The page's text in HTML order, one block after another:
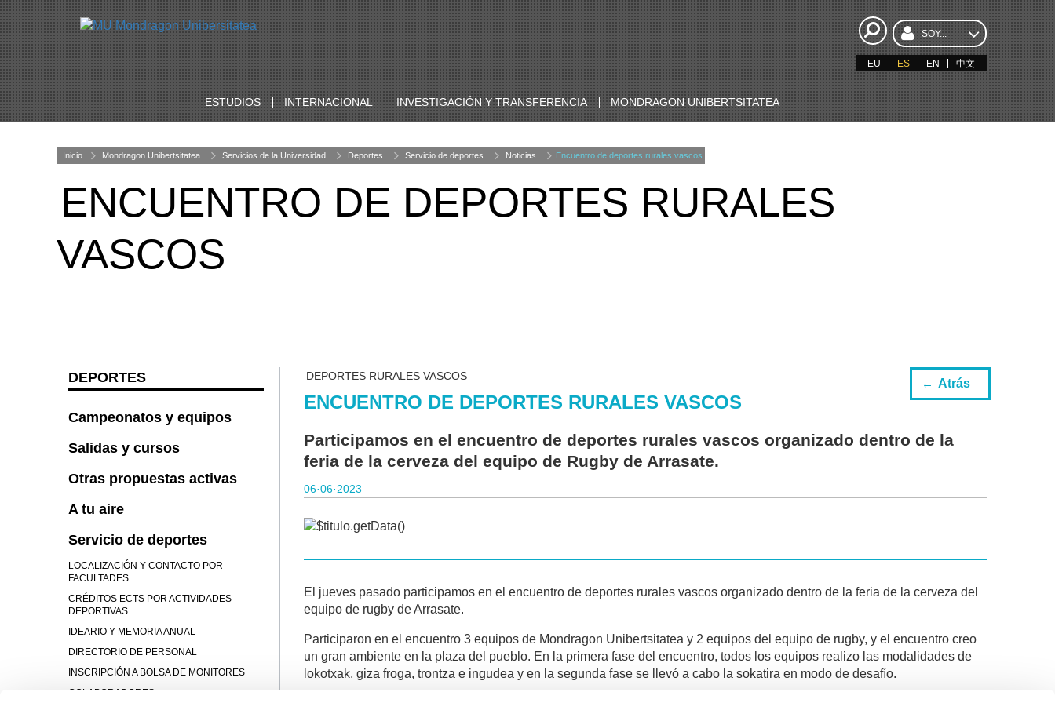
SOY...
EU ES EN 中文
ESTUDIOS INTERNACIONAL INVESTIGACIÓN Y TRANSFERENCIA MONDRAGON UNIBERTSITATEA
Inicio Mondragon Unibertsitatea Servicios de la Universidad Deportes Servicio de deportes Noticias Encuentro de deportes rurales vascos
ENCUENTRO DE DEPORTES RURALES
VASCOS
Atrás
DEPORTES RURALES VASCOS
ENCUENTRO DE DEPORTES RURALES VASCOS
Participamos en el encuentro de deportes rurales vascos organizado dentro de la
feria de la cerveza del equipo de Rugby de Arrasate.
06·06·2023
El jueves pasado participamos en el encuentro de deportes rurales vascos organizado dentro de la feria de la cerveza del
equipo de rugby de Arrasate.
Participaron en el encuentro 3 equipos de Mondragon Unibertsitatea y 2 equipos del equipo de rugby, y el encuentro creo
un gran ambiente en la plaza del pueblo. En la primera fase del encuentro, todos los equipos realizo las modalidades de
lokotxak, giza froga, trontza e ingudea y en la segunda fase se llevó a cabo la sokatira en modo de desafío.
DEPORTES
Campeonatos y equipos
Salidas y cursos
Otras propuestas activas
A tu aire
Servicio de deportes
LOCALIZACIÓN Y CONTACTO POR
FACULTADES
CRÉDITOS ECTS POR ACTIVIDADES
DEPORTIVAS
IDEARIO Y MEMORIA ANUAL
DIRECTORIO DE PERSONAL
INSCRIPCIÓN A BOLSA DE MONITORES
COLABORADORES